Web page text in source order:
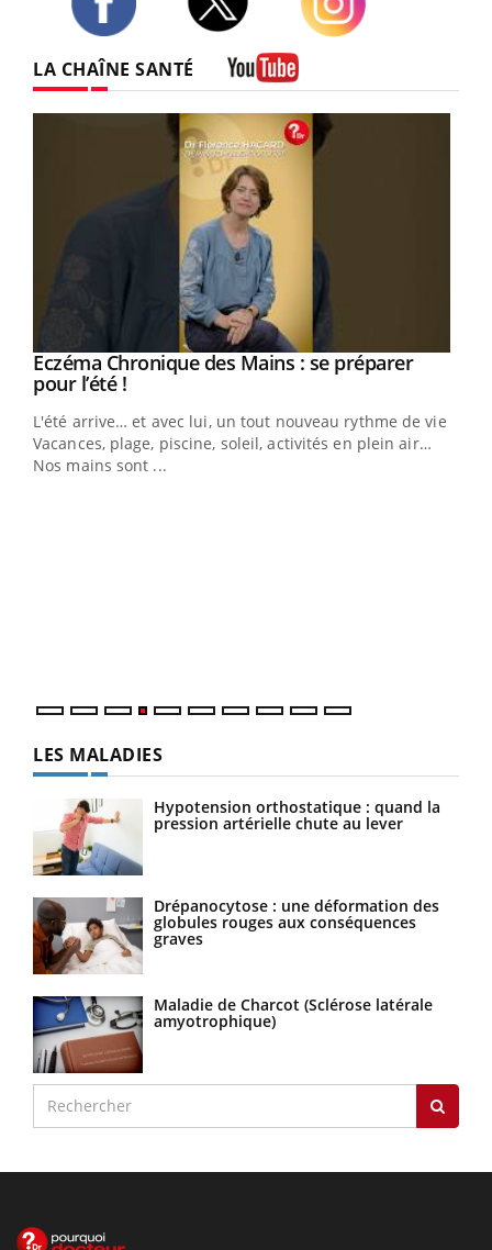
LA CHAÎNE SANTÉ
Youtube
Eczéma Chronique des Mains : se préparer
pour l’été !Youtube
L'été arrive… et avec lui, un tout nouveau rythme de vie !
Vacances, plage, piscine, soleil, activités en plein air…
Nos mains sont ...
LES MALADIES
Hypotension orthostatique : quand la
pression artérielle chute au lever
Drépanocytose : une déformation des
globules rouges aux conséquences
graves
Maladie de Charcot (Sclérose latérale
amyotrophique)